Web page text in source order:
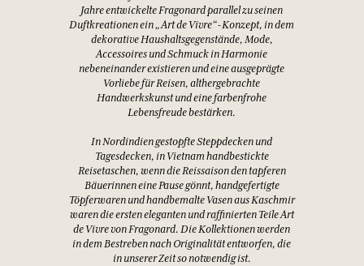
Jahre entwickelte Fragonard parallel zu seinen
Duftkreationen ein „Art de Vivre“-Konzept, in dem
dekorative Haushaltsgegenstände, Mode,
Accessoires und Schmuck in Harmonie
nebeneinander existieren und eine ausgeprägte
Vorliebe für Reisen, althergebrachte
Handwerkskunst und eine farbenfrohe
Lebensfreude bestärken.
In Nordindien gestopfte Steppdecken und
Tagesdecken, in Vietnam handbestickte
Reisetaschen, wenn die Reissaison den tapferen
Bäuerinnen eine Pause gönnt, handgefertigte
Töpferwaren und handbemalte Vasen aus Kaschmir
waren die ersten eleganten und raffinierten Teile Art
de Vivre von Fragonard. Die Kollektionen werden
in dem Bestreben nach Originalität entworfen, die
in unserer Zeit so notwendig ist.